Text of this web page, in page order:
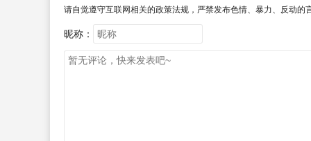
请自觉遵守互联网相关的政策法规，严禁发布色情、暴力、反动的
昵称：